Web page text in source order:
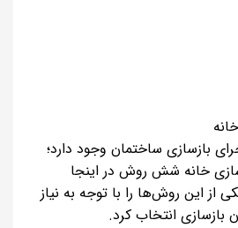
بازسازی ساختمان وجود دارد؛
خانه شش روش در اینجا
از این روش‌ها را با توجه به نیاز
انتخاب کرد.